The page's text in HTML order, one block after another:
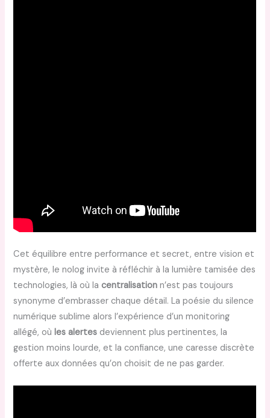
Cet équilibre entre performance et secret, entre vision et
mystère, le nolog invite à réfléchir à la lumière tamisée des
technologies, là où lacentralisation n’est pas toujours
synonyme d’embrasser chaque détail. La poésie du silence
numérique sublime alors l’expérience d’un monitoring
allégé, où les alertes deviennent plus pertinentes, la
gestion moins lourde, et la confiance, une caresse discrète
offerte aux données qu’on choisit de ne pas garder.